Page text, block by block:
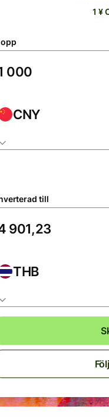
1 ¥
CNY
till
THB